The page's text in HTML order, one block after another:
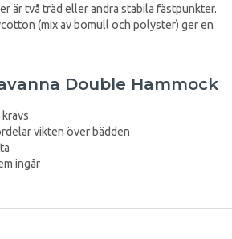
är två träd eller andra stabila fästpunkter.
(mix av bomull och polyster) ger en
Double Hammock
vikten över bädden
ingår